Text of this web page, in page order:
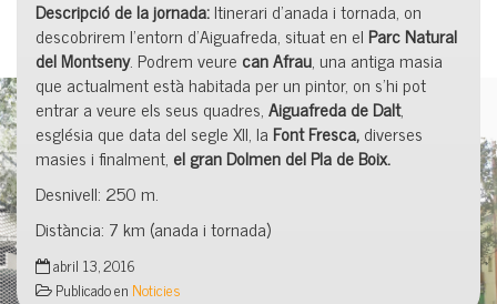
Descripció de la jornada:Itinerari d’anada i tornada, on
descobrirem l’entorn d’Aiguafreda, situat en el Parc Natural
del Montseny. Podrem veure canAfrau, una antiga masia
que actualment està habitada per un pintor, on s’hi pot
entrar a veure els seus quadres,Aiguafreda de Dalt,
església que data del segle XII, la Font Fresca,diverses
masies i finalment, el gran Dolmen del Pla de Boix.
Desnivell: 250 m.
Distància: 7 km (anada i tornada)
abril 13, 2016
Publicado en Noticies